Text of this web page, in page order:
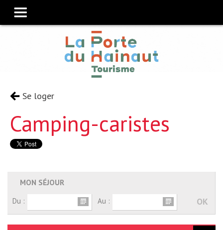
Se loger
Camping-caristes
MON SÉJOUR
Du :
Au :